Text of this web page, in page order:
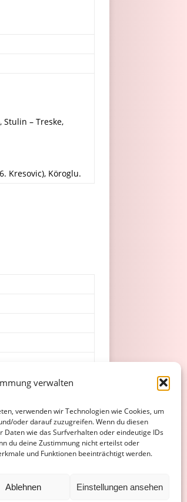
verwalten
verwenden wir Technologien wie Cookies, um
oder darauf zuzugreifen. Wenn du diesen
Daten wie das Surfverhalten oder eindeutige IDs
du deine Zustimmung nicht erteilst oder
und Funktionen beeinträchtigt werden.
Ablehnen Einstellungen ansehen
Stulin – Treske,
Kresovic), Köroglu.
COOKIE-RICHTLINIE (EU)